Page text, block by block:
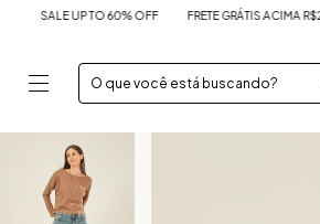
TO 60% OFF FRETE GRÁTIS ACIMA R$250 PARA